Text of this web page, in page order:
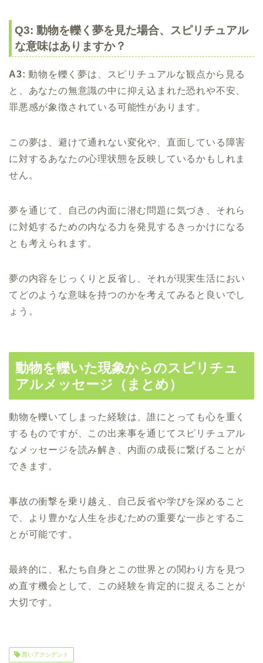
Q3: 動物を轢く夢を見た場合、スピリチュアル
な意味はありますか？
A3: 動物を轢く夢は、スピリチュアルな観点から見る
と、あなたの無意識の中に抑え込まれた恐れや不安、
罪悪感が象徴されている可能性があります。
この夢は、避けて通れない変化や、直面している障害
に対するあなたの心理状態を反映しているかもしれま
せん。
夢を通じて、自己の内面に潜む問題に気づき、それら
に対処するための内なる力を発見するきっかけになる
とも考えられます。
夢の内容をじっくりと反省し、それが現実生活におい
てどのような意味を持つのかを考えてみると良いでし
ょう。
動物を轢いた現象からのスピリチュ
アルメッセージ（まとめ）
動物を轢いてしまった経験は、誰にとっても心を重く
するものですが、この出来事を通じてスピリチュアル
なメッセージを読み解き、内面の成長に繋げることが
できます。
事故の衝撃を乗り越え、自己反省や学びを深めること
で、より豊かな人生を歩むための重要な一歩とするこ
とが可能です。
最終的に、私たち自身とこの世界との関わり方を見つ
め直す機会として、この経験を肯定的に捉えることが
大切です。
悪いアクシデント